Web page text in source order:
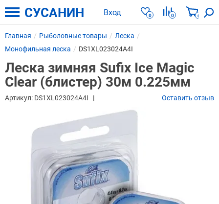
Вход 0 0 0
СУСАНИН
Главная Рыболовные товары
Леска
Монофильная леска
DS1XL023024A4I
Леска зимняя Sufix Ice Magic
Clear (блистер) 30м 0.225мм
Артикул: DS1XL023024A4I Оставить отзыв